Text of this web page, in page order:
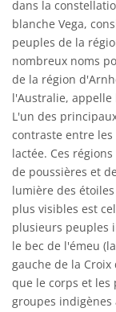
dans la
blanche Vega,
peuples de la
nombreux noms
de la région
l'Australie, appelle
L'un des
contraste entre les
lactée. Ces
de poussières et
lumière des
plus visibles est
plusieurs peuples
le bec de l'émeu
gauche de la Croix
que le corps et les
groupes indigènes